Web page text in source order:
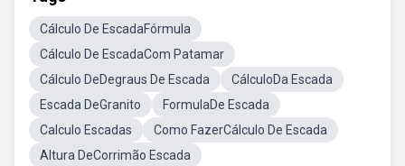
Cálculo De EscadaFórmula
Cálculo De EscadaCom Patamar
Cálculo DeDegraus De Escada
CálculoDa Escada
Escada DeGranito
FormulaDe Escada
Calculo Escadas
Como FazerCálculo De Escada
Altura DeCorrimão Escada